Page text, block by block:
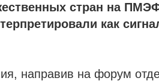
стран на
как
направив на форум